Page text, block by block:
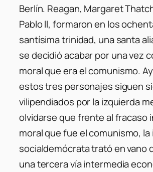
Berlín. Reagan, Margaret
Pablo ll, formaron en los
santísima trinidad, una santa
se decidió acabar por una vez
moral que era el comunismo.
estos tres personajes siguen
vilipendiados por la izquierda
olvidarse que frente al fracaso
moral que fue el comunismo,
socialdemócrata trató en vano
una tercera vía intermedia